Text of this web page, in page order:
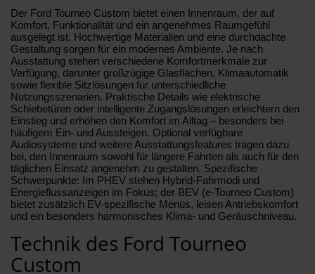
Der Ford Tourneo Custom bietet einen Innenraum, der auf
Komfort, Funktionalität und ein angenehmes Raumgefühl
ausgelegt ist. Hochwertige Materialien und eine durchdachte
Gestaltung sorgen für ein modernes Ambiente. Je nach
Ausstattung stehen verschiedene Komfortmerkmale zur
Verfügung, darunter großzügige Glasflächen, Klimaautomatik
sowie flexible Sitzlösungen für unterschiedliche
Nutzungsszenarien. Praktische Details wie elektrische
Schiebetüren oder intelligente Zugangslösungen erleichtern den
Einstieg und erhöhen den Komfort im Alltag – besonders bei
häufigem Ein- und Aussteigen. Optional verfügbare
Audiosysteme und weitere Ausstattungsfeatures tragen dazu
bei, den Innenraum sowohl für längere Fahrten als auch für den
täglichen Einsatz angenehm zu gestalten. Spezifische
Schwerpunkte: Im PHEV stehen Hybrid-Fahrmodi und
Energieflussanzeigen im Fokus; der BEV (e‑Tourneo Custom)
bietet zusätzlich EV-spezifische Menüs, leisen Antriebskomfort
und ein besonders harmonisches Klima- und Geräuschniveau.
Technik des Ford Tourneo
Custom